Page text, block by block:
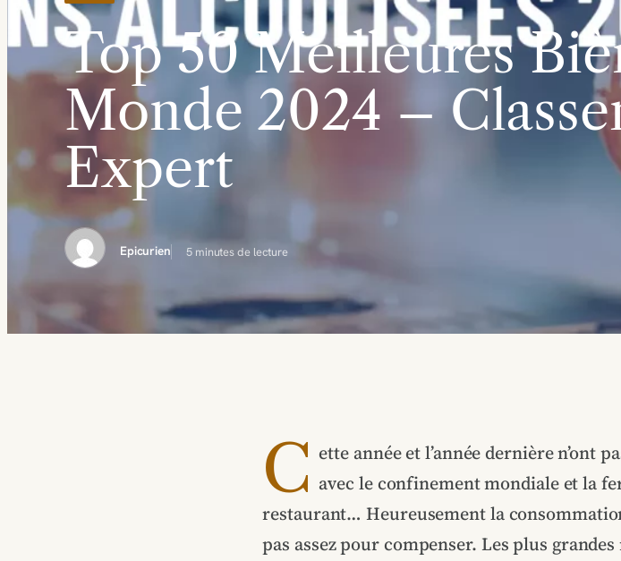
Top 50 Meilleures
Monde 2024 –
Expert
Epicurien 5 minutes de lecture
C ette année et l’année dernière n’ont
avec le confinement mondiale et la
restaurant… Heureusement la
pas assez pour compenser. Les plus